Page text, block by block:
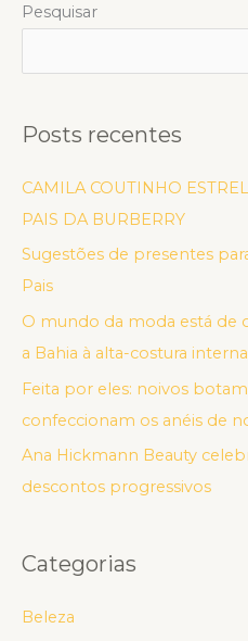
Pesquisar
Posts recentes
CAMILA COUTINHO
PAIS DA BURBERRY
Sugestões de presentes
Pais
O mundo da moda está de
a Bahia à alta-costura
Feita por eles: noivos
confeccionam os anéis de
Ana Hickmann Beauty
descontos progressivos
Categorias
Beleza